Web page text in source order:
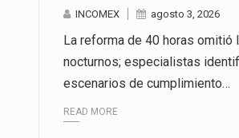
INCOMEX agosto 3, 2026
La reforma de 40 horas omitió
nocturnos; especialistas
escenarios de cumplimiento…
READ MORE